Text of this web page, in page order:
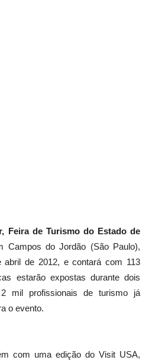
Feira de Turismo do Estado de
Campos do Jordão (São Paulo),
de 2012, e contará com 113
estarão expostas durante dois
mil profissionais de turismo já
o evento.
com uma edição do Visit USA,